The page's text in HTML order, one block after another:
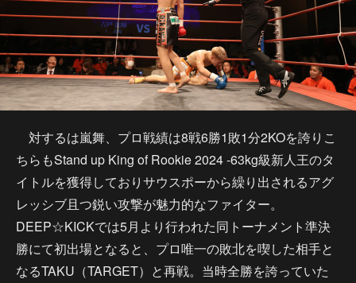
対するは嵐舞、プロ戦績は8戦6勝1敗1分2KOを誇りこ
ちらもStand up King of Rookie 2024 -63kg級新人王のタ
イトルを獲得しておりサウスポーから繰り出されるアグ
レッシブ且つ鋭い攻撃が魅力的なファイター。
DEEP☆KICKでは5月より行われた同トーナメント準決
勝にて初出場となると、プロ唯一の敗北を喫した相手と
なるTAKU（TARGET）と再戦。当時全勝を誇っていた